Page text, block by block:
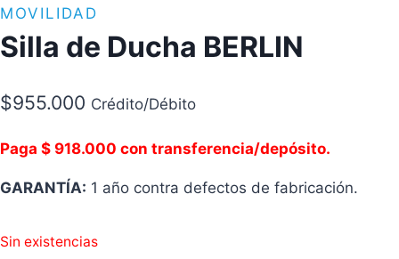
MOVILIDAD
Silla de Ducha BERLIN
$955.000 Crédito/Débito
Paga $ 918.000 con transferencia/depósito.
GARANTÍA: 1 año contra defectos de fabricación.
Sin existencias